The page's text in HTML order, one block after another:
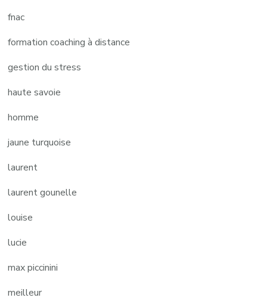
fnac
formation coaching à distance
gestion du stress
haute savoie
homme
jaune turquoise
laurent
laurent gounelle
louise
lucie
max piccinini
meilleur